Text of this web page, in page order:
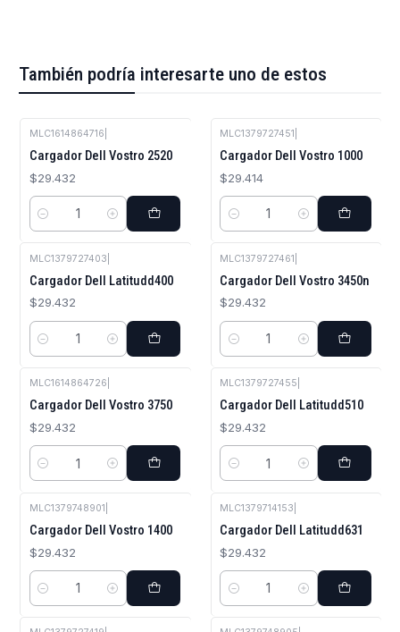
También podría interesarte uno de estos
MLC1614864716
Cargador Dell Vostro 2520
$29.432
Cantidad
MLC1379727451
Cargador Dell Vostro 1000
$29.414
Cantidad
MLC1379727403
Cargador Dell Latitudd400
$29.432
Cantidad
MLC1379727461
Cargador Dell Vostro 3450n
$29.432
Cantidad
MLC1614864726
Cargador Dell Vostro 3750
$29.432
Cantidad
MLC1379727455
Cargador Dell Latitudd510
$29.432
Cantidad
MLC1379748901
Cargador Dell Vostro 1400
$29.432
Cantidad
MLC1379714153
Cargador Dell Latitudd631
$29.432
Cantidad